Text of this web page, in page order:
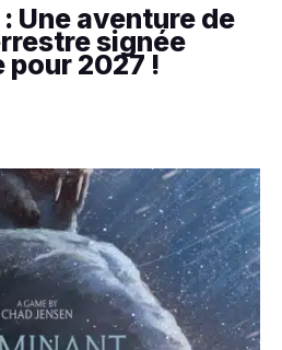
Une aventure de
signée
2027 !